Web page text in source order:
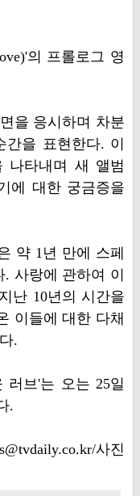
의 프롤로그 영
을 응시하며 차분
을 표현한다. 이
나타내며 새 앨범
에 대한 궁금증을
약 1년 만에 스페
사랑에 관하여 이
난 10년의 시간을
이들에 대한 다채
.
러브'는 오는 25일
.
사진